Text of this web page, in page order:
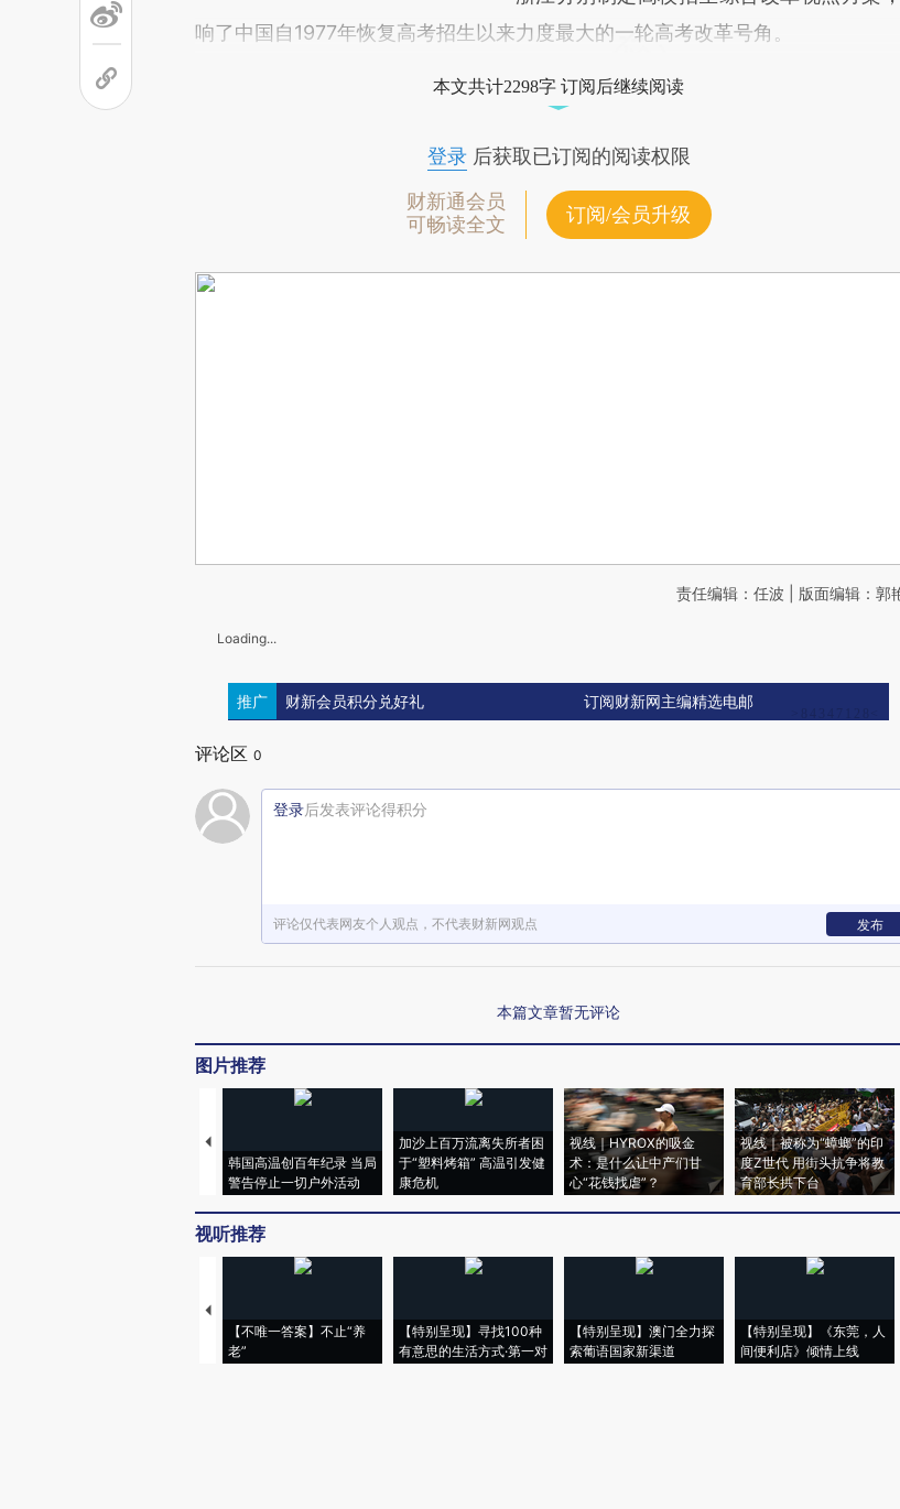
响了中国自1977年恢复高考招生以来力度最大的一轮高考改革号角。
本文共计2298字 订阅后继续阅读
登录后获取已订阅的阅读权限
财新通会员
可畅读全文
订阅/会员升级
责任编辑：任波 | 版面编辑：郭
Loading...
推广 财新会员积分兑好礼 订阅财新网主编精选电邮
评论区 0
登录后发表评论得积分
评论仅代表网友个人观点，不代表财新网观点 发布
本篇文章暂无评论
图片推荐
韩国高温创百年纪录 当局
警告停止一切户外活动
加沙上百万流离失所者困
于“塑料烤箱” 高温引发健
康危机
视线｜HYROX的吸金
术：是什么让中产们甘
心“花钱找虐”？
视线｜被称为“蟑螂”的印
度Z世代 用街头抗争将教
育部长拱下台
视听推荐
【不唯一答案】不止“养
老”
【特别呈现】寻找100种
有意思的生活方式·第一对
【特别呈现】澳门全力探
索葡语国家新渠道
【特别呈现】《东莞，人
间便利店》倾情上线